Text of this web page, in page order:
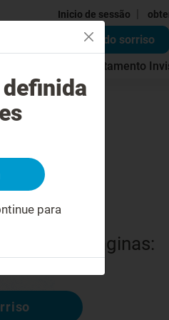
Inicio de sessão
Avaliação do sorriso
Custo do tratamento
outras páginas:
para